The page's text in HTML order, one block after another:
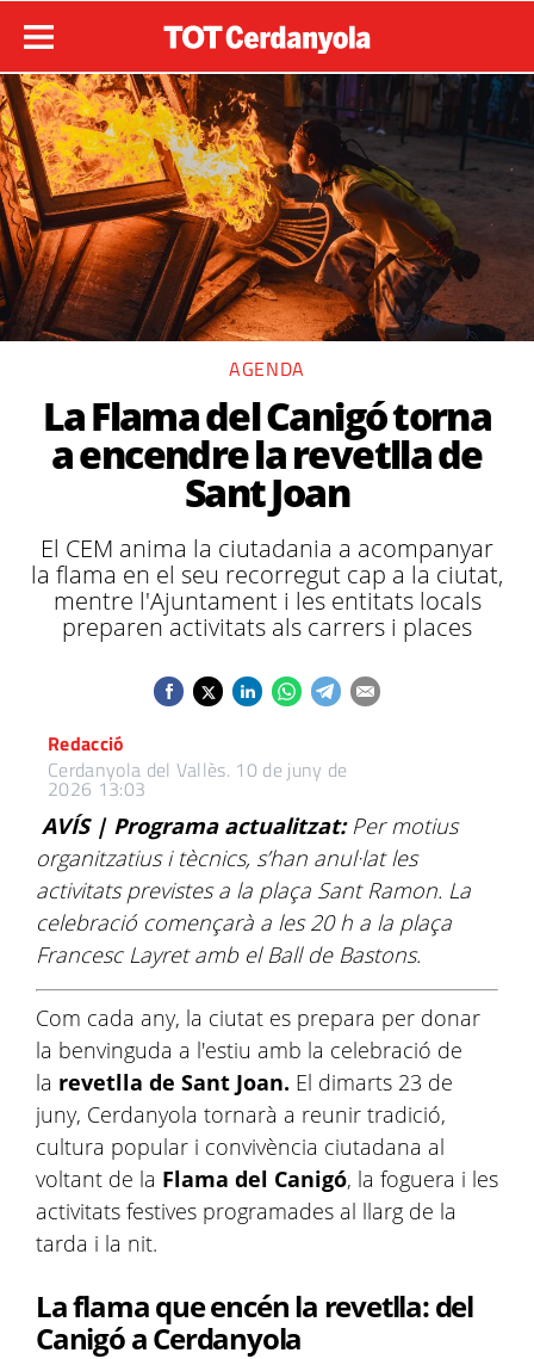
AGENDA
La Flama del Canigó torna
a encendre la revetlla de
Sant Joan
El CEM anima la ciutadania a acompanyar
la flama en el seu recorregut cap a la ciutat,
mentre l'Ajuntament i les entitats locals
preparen activitats als carrers i places
Redacció
Cerdanyola del Vallès. 10 de juny de
2026 13:03
AVÍS | Programa actualitzat:Per motius
organitzatius i tècnics, s’han anul·lat les
activitats previstes a la plaça Sant Ramon. La
celebració començarà a les 20 h a la plaça
Francesc Layret amb el Ball de Bastons.
Com cada any, la ciutat es prepara per donar
la benvinguda a l'estiu amb la celebració de
la revetlla de Sant Joan. El dimarts 23 de
juny, Cerdanyola tornarà a reunir tradició,
cultura popular i convivència ciutadana al
voltant de la Flama del Canigó, la foguera i les
activitats festives programades al llarg de la
tarda i la nit.
La flama que encén la revetlla: del
Canigó a Cerdanyola